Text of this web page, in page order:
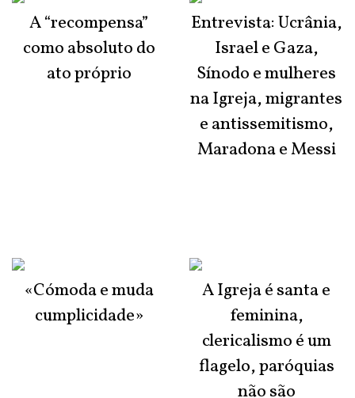
A “recompensa”
como absoluto do
ato próprio
«Cómoda e muda
cumplicidade»
Entrevista: Ucrânia,
Israel e Gaza,
Sínodo e mulheres
na Igreja, migrantes
e antissemitismo,
Maradona e Messi
A Igreja é santa e
feminina,
clericalismo é um
flagelo, paróquias
não são